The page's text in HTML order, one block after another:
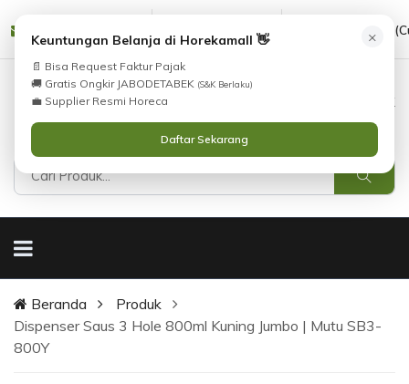
(021) 38783380 08551688000
Masuk
×
Keuntungan Belanja di Horekamall 👋
📄 Bisa Request Faktur Pajak
🚚 Gratis Ongkir JABODETABEK (S&K Berlaku)
💼 Supplier Resmi Horeca
Daftar Sekarang
Beranda
Produk
Dispenser Saus 3 Hole 800ml Kuning Jumbo | Mutu SB3-
800Y